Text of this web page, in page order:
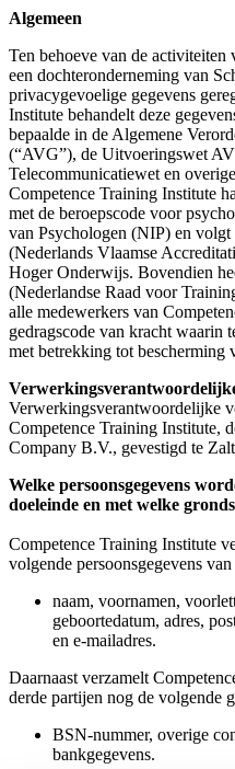
Algemeen
Ten behoeve van de
een dochteronderneming van
privacygevoelige gegevens
Institute behandelt deze
bepaalde in de Algemene
(“AVG”), de Uitvoeringswet
Telecommunicatiewet en
Competence Training Institute
met de beroepscode voor
van Psychologen (NIP) en
(Nederlands Vlaamse
Hoger Onderwijs. Bovendien
(Nederlandse Raad voor
alle medewerkers van
gedragscode van kracht waarin
met betrekking tot bescherming
Verwerkingsverantwoordelijke
Competence Training Institute,
Company B.V., gevestigd te
Welke persoonsgegevens
doeleinde en met welke
Competence Training Institute
volgende persoonsgegevens van
naam, voornamen,
geboortedatum, adres,
en e-mailadres.
Daarnaast verzamelt
derde partijen nog de volgende
BSN-nummer, overige
bankgegevens.